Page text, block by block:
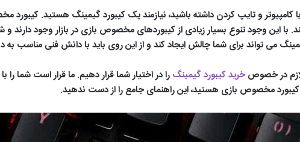
با کامپیوتر و تایپ کردن داشته باشید، نیازمند یک کیبورد گیمینگ هستید.
با این وجود تنوع بسیار زیادی از کیبوردهای مخصوص بازی در بازار وجود دارند
می تواند برای شما چالش ایجاد کند و از این روی باید با دانش فنی مناسب به
لازم در خصوص خرید کیبورد گیمینگ را در اختیار شما قرار دهیم. ما قرار است شما را
مخصوص بازی هستید، این راهنمای جامع را از دست ندهید.